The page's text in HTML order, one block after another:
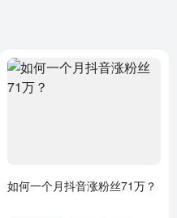
如何一个月抖音涨粉丝71万？